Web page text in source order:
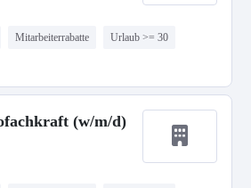
Mitarbeiterrabatte Urlaub >= 30
(w/m/d)